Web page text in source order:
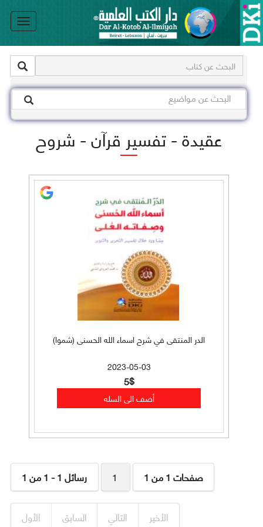
عقيدة - تفسير قرآن - شروح
الدر المنتقى في شرح اسماء الله الحسنى (شموا)
2023-05-03
5$
رسائل 1 - 1 من 1 1 صفحات 1 من 1
الأول السابق التالي الأخير